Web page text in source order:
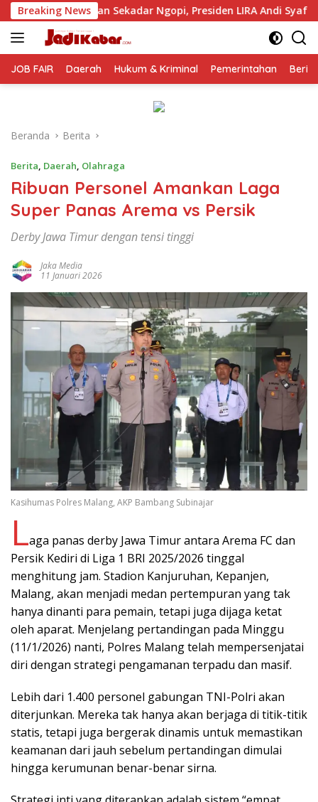
Langsung
ke
konten
Breaking News
Ngopi, Presiden LIRA Andi Syafrani Konsolidasikan
JOB FAIR Daerah Hukum & Kriminal Pemerintahan
Beranda Berita
Berita, Daerah, Olahraga
Ribuan Personel Amankan Laga
Super Panas Arema vs Persik
Derby Jawa Timur dengan tensi tinggi
Jaka Media
11 Januari 2026
Kasihumas Polres Malang, AKP Bambang Subinajar
Laga panas derby Jawa Timur antara Arema FC dan
Persik Kediri di Liga 1 BRI 2025/2026 tinggal
menghitung jam. Stadion Kanjuruhan, Kepanjen,
Malang, akan menjadi medan pertempuran yang tak
hanya dinanti para pemain, tetapi juga dijaga ketat
oleh aparat. Menjelang pertandingan pada Minggu
(11/1/2026) nanti, Polres Malang telah mempersenjatai
diri dengan strategi pengamanan terpadu dan masif.
Lebih dari 1.400 personel gabungan TNI-Polri akan
diterjunkan. Mereka tak hanya akan berjaga di titik-titik
statis, tetapi juga bergerak dinamis untuk memastikan
keamanan dari jauh sebelum pertandingan dimulai
hingga kerumunan benar-benar sirna.